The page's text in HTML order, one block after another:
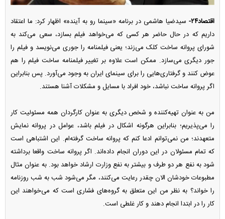
اقتصاد۲۴-
سیدضیا هاشمی در برنامه «سینما رو به آینده» اظهار کرد: ما اعتقاد
داریم که در حال حاضر هر کسی که می‌خواهد فیلم بسازد، سعی می‌کند به
شورای پروانه ساخت کلک می‌زند؛ یعنی فیلمنامه را جوری می‌نویسد و فیلم را
جور دیگری می‌سازد. ممکن است علاوه بر تغییر فیلمنامه ساخت فیلم را هم
عوض کنند و گرفتاری‌هایی را برای سینمای ایران به وجود می‌آورد. پس بنابراین
اگر پروانه ساخت نباشد، خود افراد با مسایل و مشکلات آشنا هستند.
من به عنوان تهیه‌کننده و شخص دیگری به عنوان کارگردان همه مسئولیت کار
را می‌پذیریم؛ بنابراین هرگونه اشکال در فیلم باشد، عوامل در پروانه نمایش
متعهدند؛ من نمی‌توانم ادعا کنم که پروانه ساخت گرفته‌ام. این اشتباهی است
که تمام مسئولان در این دوران انجام داده‌اند. اگر پروانه ساخت واقعا برداشته
شود به نفع هر دو طرف و بیشتر به نفع وزارت ارشاد خواهد بود. به عنوان مثال
مطبوعات خودشان الان چقدر رعایت می‌کنند، مگر می‌شود شب به شب روزنامه
را خواند؟ به نظر من این متعلق به گروه‌های فشاری است که می‌خواهند این
کار را در ابتدا انجام دهند و کار غلطی است.